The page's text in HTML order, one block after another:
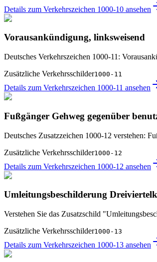
Details zum Verkehrszeichen 1000-10 ansehen
Vorausankündigung, linksweisend
Deutsches Verkehrszeichen 1000-11:
Zusätzliche Verkehrsschilder1000-11
Details zum Verkehrszeichen 1000-11 ansehen
Fußgänger Gehweg gegenüber
Deutsches Zusatzzeichen 1000-12 verstehen:
Zusätzliche Verkehrsschilder1000-12
Details zum Verkehrszeichen 1000-12 ansehen
Umleitungsbeschilderung
Verstehen Sie das Zusatzschild
Zusätzliche Verkehrsschilder1000-13
Details zum Verkehrszeichen 1000-13 ansehen